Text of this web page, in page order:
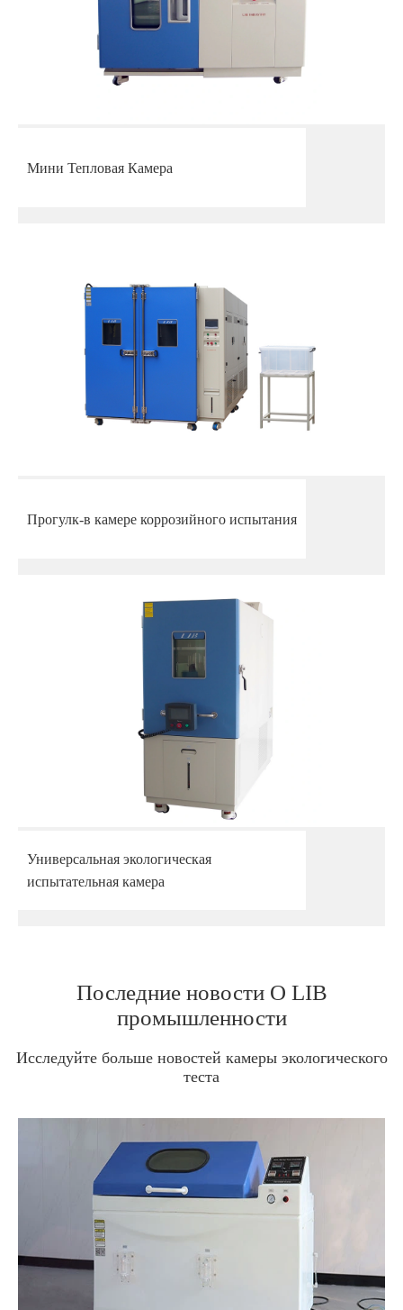
Мини Тепловая Камера
Прогулк-в камере коррозийного испытания
Универсальная экологическая
испытательная камера
Последние новости О LIB
промышленности
Исследуйте больше новостей камеры экологического
теста